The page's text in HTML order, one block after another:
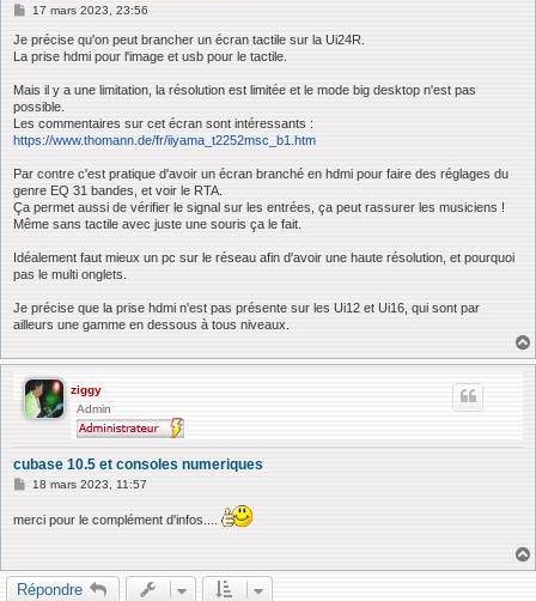
M
s
s
a
e
17 mars 2023, 23:56
Je précise qu'on peut brancher un écran tactile sur la Ui24R.
La prise hdmi pour l'image et usb pour le tactile.
Mais il y a une limitation, la résolution est limitée et le mode big desktop n'est pas
possible.
Les commentaires sur cet écran sont intéressants :
https://www.thomann.de/fr/iiyama_t2252msc_b1.htm
Par contre c'est pratique d'avoir un écran branché en hdmi pour faire des réglages du
genre EQ 31 bandes, et voir le RTA.
Ça permet aussi de vérifier le signal sur les entrées, ça peut rassurer les musiciens !
Même sans tactile avec juste une souris ça le fait.
Idéalement faut mieux un pc sur le réseau afin d'avoir une haute résolution, et pourquoi
pas le multi onglets.
Je précise que la prise hdmi n'est pas présente sur les Ui12 et Ui16, qui sont par
ailleurs une gamme en dessous à tous niveaux.
ziggy
Admin
cubase 10.5 et consoles numeriques
M
s
e
18 mars 2023, 11:57
merci pour le complément d'infos....
Répondre